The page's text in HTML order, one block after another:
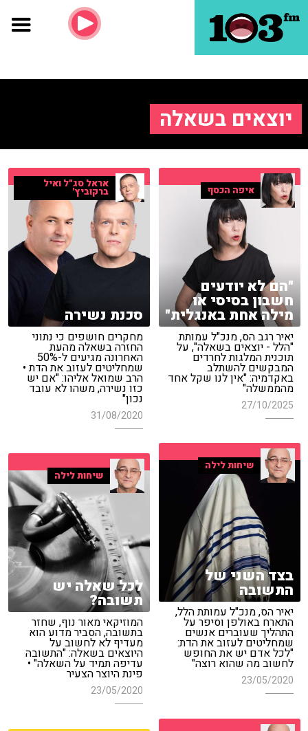
יוצאים בשאלה
איפה הכסף
"הם לא יודעים
חשבון בסיסי או
מילה אחת באנגלית"
יאיר רגב הס, מנכ"ל עמותת
"הלל - יוצאים בשאלה", על
תוכנית המלגות לחרדים
המבקשים להשתלב
באקדמיה: "אין לנו שקל אחד
מהממשלה"
27/10/2025
אראל סג"ל ואיל
ברקוביץ'
סכנת נשירה
מחקרים חושפים כי נתוני
החזרה בשאלה מהעת
האחרונה מגיעים ל-50%
שמחליטים לעזוב את הדת •
הרב שמואל אליהו: "אם יש
כזו נשירה, משהו לא עובד
נכון"
31/08/2020
שיחות לילה
בצד השני של
התשובה
יאיר הס, מנכ"ל עמותת הלל,
התארח באולפן וסיפר על
התהליך שעוברים אנשים
שמחליטים לעזוב את הדת:
"לכל אדם יש את החופש
לחשוב מה שהוא רוצה"
23/05/2020
שיחות לילה
לכל שאלה יש
תשובה?
המוזיקאי מאור נוף, שחזר
בתשובה, הסביר מדוע הוא
מעדיף לא לחשוב על
היוצאים בשאלה: "התשובה
עדיפה תמיד על השאלה" •
פינת היוצר הצעיר
23/05/2020